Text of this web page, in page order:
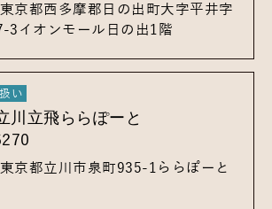
東京都西多摩郡日の出町大字平井字
3 イオンモール日の出1階
川立飛ららぽーと
東京都立川市泉町935-1 ららぽーと